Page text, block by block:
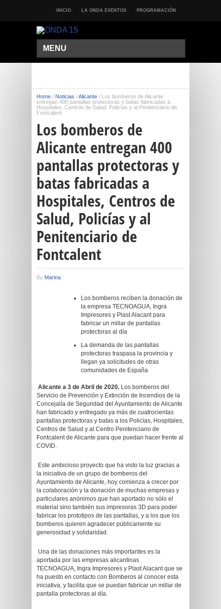
INICIO LA ONDA EVENTOS PROGRAMACIÓN
MENU
Home / Noticias /Alicante / Los bomberos de Alicante
entregan 400 pantallas protectoras y batas fabricadas a
Hospitales, Centros de Salud, Policías y al Penitenciario de
Fontcalent
Los bomberos de
Alicante entregan 400
pantallas protectoras y
batas fabricadas a
Hospitales, Centros de
Salud, Policías y al
Penitenciario de
Fontcalent
By Marina
Los bomberos reciben la donación de
la empresa TECNOAGUA, Ingra
Impresores y Plast Alacant para
fabricar un millar de pantallas
protectoras al día
La demanda de las pantallas
protectoras traspasa la provincia y
llegan ya solicitudes de otras
comunidades de España
Alicante a 3 de Abril de 2020. Los bomberos del
Servicio de Prevención y Extinción de Incendios de la
Concejalía de Seguridad del Ayuntamiento de Alicante
han fabricado y entregado ya más de cuatrocientas
pantallas protectoras y batas a los Policías, Hospitales,
Centros de Salud y al Centro Penitenciario de
Fontcalent de Alicante para que puedan hacer frente al
COVID.
Este ambicioso proyecto que ha visto la luz gracias a
la iniciativa de un grupo de bomberos del
Ayuntamiento de Alicante, hoy comienza a crecer por
la colaboración y la donación de muchas empresas y
particulares anónimos que han aportado no sólo el
material sino también sus impresoras 3D para poder
fabricar los prototipos de las pantallas, y a los que los
bomberos quieren agradecer públicamente su
generosidad y solidaridad.
Una de las donaciones más importantes es la
aportada por las empresas alicantinas
TECNOAGUA, Ingra Impresores y Plast Alacant que se
ha puesto en contacto con Bomberos al conocer esta
iniciativa, y facilita que se puedan fabricar un millar de
pantalla protectoras al día.